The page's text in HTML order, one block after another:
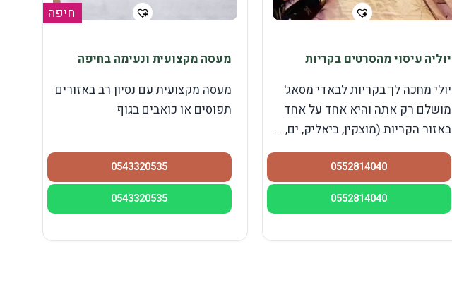
יוליה עיסוי מהסרטים בקריות
יולי מחכה לך בקריות לבאדי מסאג'
מושלם רק אתה והיא אחד על אחד
באזור הקריות (מוצקין, ביאליק, ים, ...
0552814040
0552814040
חיפה
מעסה מקצועית ונעימה בחיפה
מעסה מקצועית עם נסיון רב באזורים
תפוסים או כואבים בגוף
0543320535
0543320535